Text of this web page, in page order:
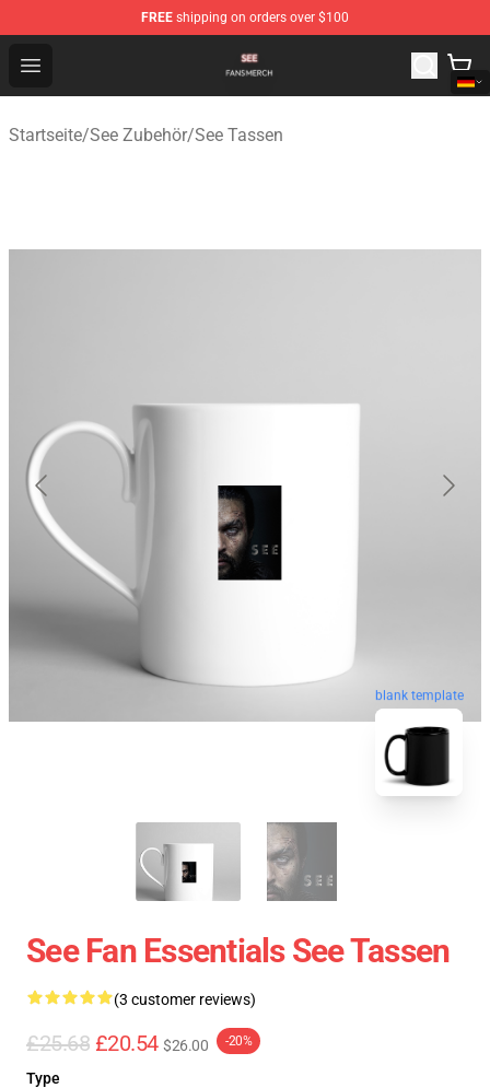
FREE shipping on orders over $100
Open menu
See Shop - Official See Merchandise Store
Startseite/See Zubehör/See Tassen
blank template
See Fan Essentials See Tassen
(3 customer reviews)
£25.68 £20.54 $26.00 -20%
Type